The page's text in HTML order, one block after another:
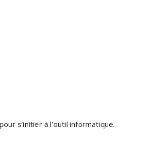
s’initier à l’outil informatique.